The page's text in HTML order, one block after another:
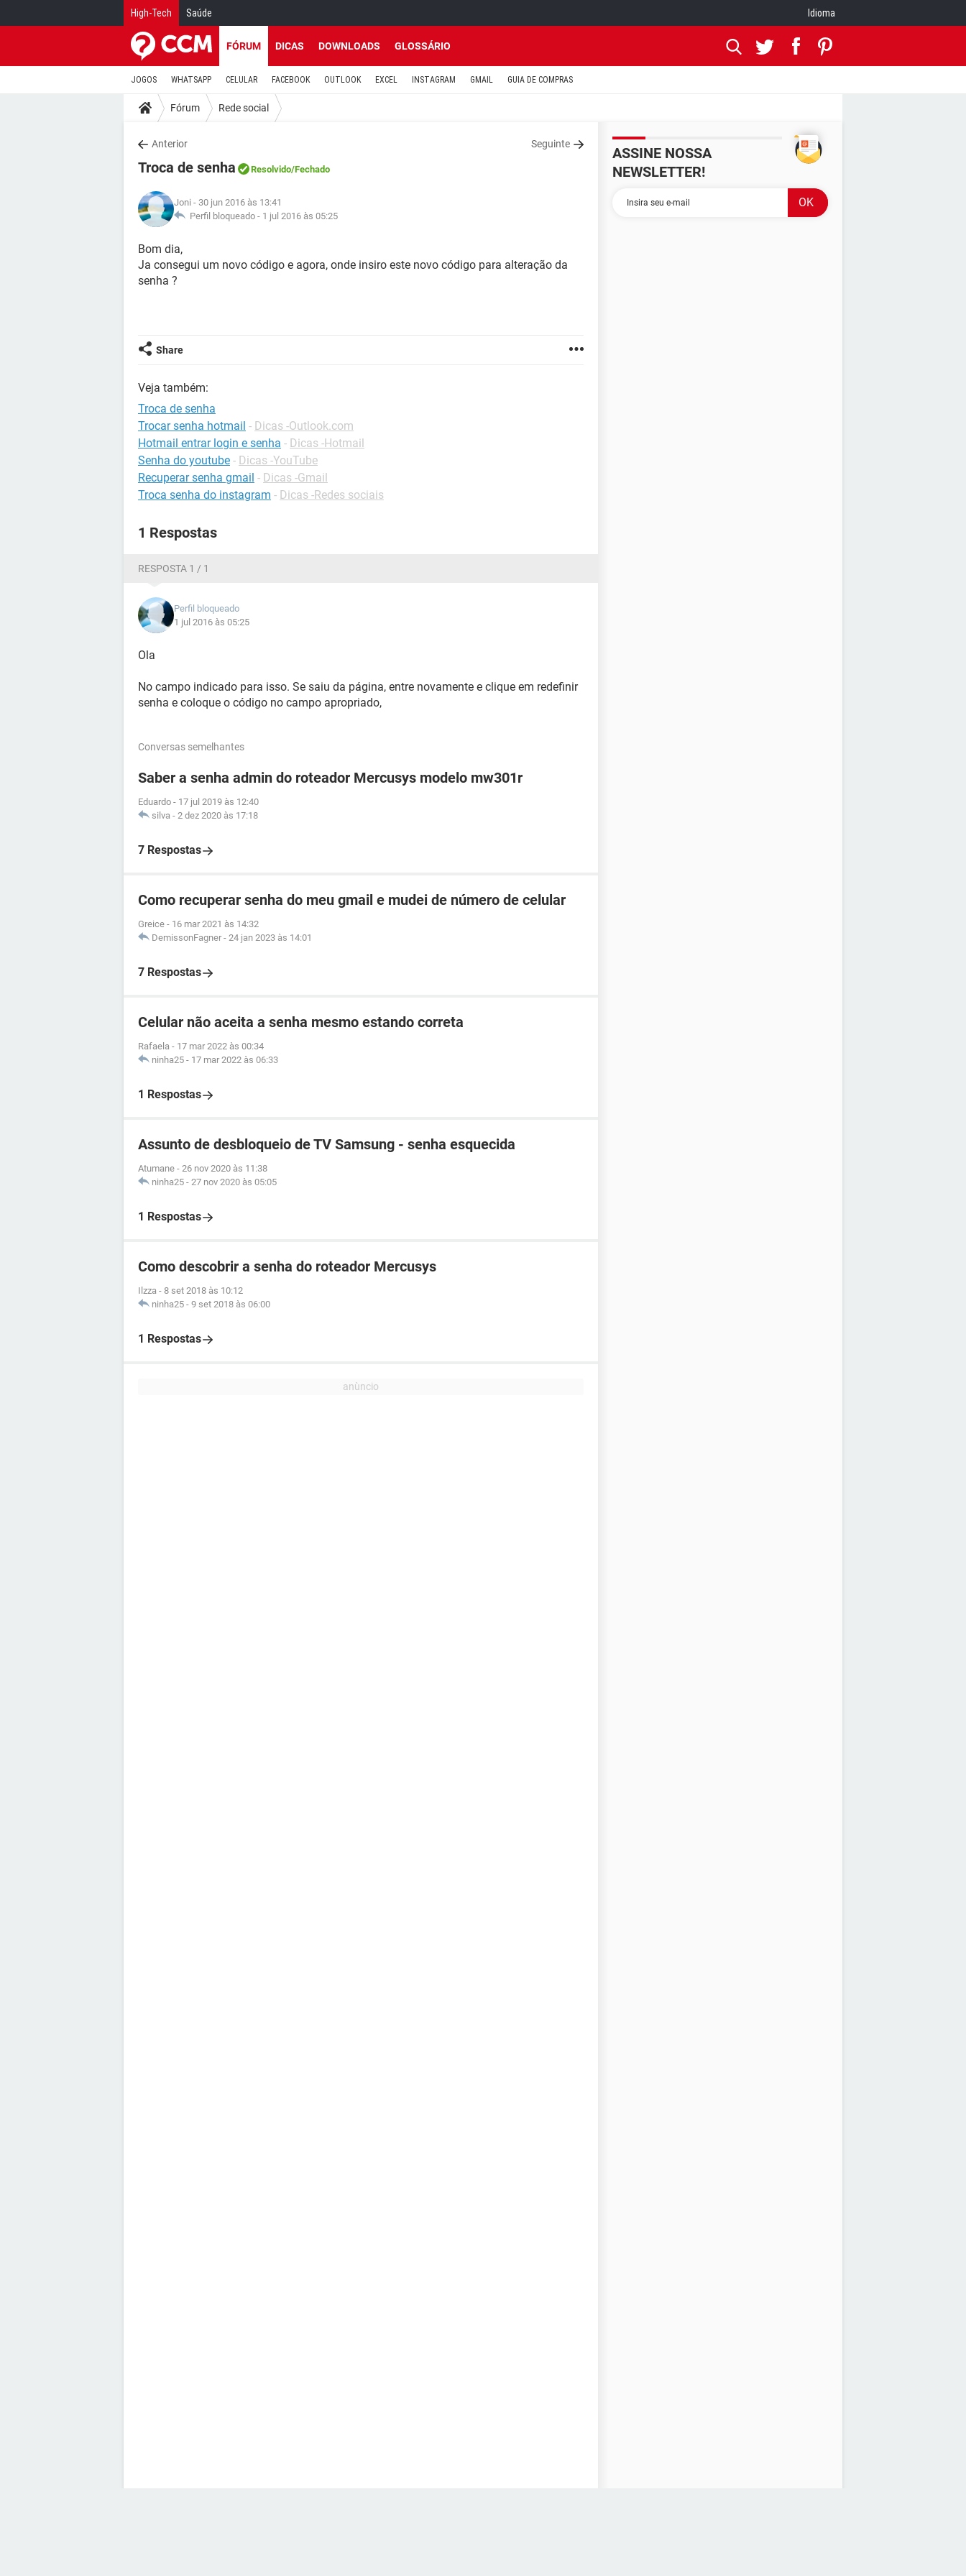
High-Tech Saúde Idioma
FÓRUM DICAS DOWNLOADS GLOSSÁRIO
JOGOS WHATSAPP CELULAR FACEBOOK OUTLOOK EXCEL INSTAGRAM GMAIL GUIA DE COMPRAS
Fórum Rede social
Anterior Seguinte
Troca de senha Resolvido/Fechado
Joni - 30 jun 2016 às 13:41
Perfil bloqueado - 1 jul 2016 às 05:25
Bom dia,
Ja consegui um novo código e agora, onde insiro este novo código para alteração da
senha ?
Share
Veja também:
Troca de senha
Trocar senha hotmail - Dicas -Outlook.com
Hotmail entrar login e senha - Dicas -Hotmail
Senha do youtube - Dicas -YouTube
Recuperar senha gmail - Dicas -Gmail
Troca senha do instagram - Dicas -Redes sociais
1 Respostas
RESPOSTA 1 / 1
Perfil bloqueado
1 jul 2016 às 05:25
Ola
No campo indicado para isso. Se saiu da página, entre novamente e clique em redefinir
senha e coloque o código no campo apropriado,
Conversas semelhantes
Saber a senha admin do roteador Mercusys modelo mw301r
Eduardo - 17 jul 2019 às 12:40
silva - 2 dez 2020 às 17:18
7 Respostas
Como recuperar senha do meu gmail e mudei de número de celular
Greice - 16 mar 2021 às 14:32
DemissonFagner - 24 jan 2023 às 14:01
7 Respostas
Celular não aceita a senha mesmo estando correta
Rafaela - 17 mar 2022 às 00:34
ninha25 - 17 mar 2022 às 06:33
1 Respostas
Assunto de desbloqueio de TV Samsung - senha esquecida
Atumane - 26 nov 2020 às 11:38
ninha25 - 27 nov 2020 às 05:05
1 Respostas
Como descobrir a senha do roteador Mercusys
Ilzza - 8 set 2018 às 10:12
ninha25 - 9 set 2018 às 06:00
1 Respostas
ASSINE NOSSA
NEWSLETTER!